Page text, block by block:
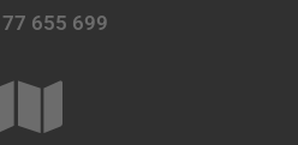
655 699